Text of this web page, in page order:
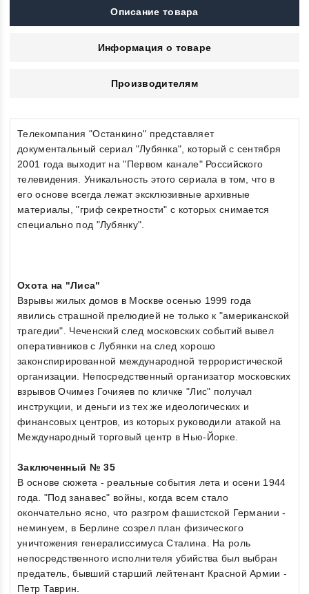
Описание товара
Информация о товаре
Производителям
Телекомпания "Останкино" представляет
документальный сериал "Лубянка", который с сентября
2001 года выходит на "Первом канале" Российского
телевидения. Уникальность этого сериала в том, что в
его основе всегда лежат эксклюзивные архивные
материалы, "гриф секретности" с которых снимается
специально под "Лубянку".
Охота на "Лиса"
Взрывы жилых домов в Москве осенью 1999 года
явились страшной прелюдией не только к "американской
трагедии". Чеченский след московских событий вывел
оперативников с Лубянки на след хорошо
законспирированной международной террористической
организации. Непосредственный организатор московских
взрывов Очимез Гочияев по кличке "Лис" получал
инструкции, и деньги из тех же идеологических и
финансовых центров, из которых руководили атакой на
Международный торговый центр в Нью-Йорке.
Заключенный № 35
В основе сюжета - реальные события лета и осени 1944
года. "Под занавес" войны, когда всем стало
окончательно ясно, что разгром фашистской Германии -
неминуем, в Берлине созрел план физического
уничтожения генералиссимуса Сталина. На роль
непосредственного исполнителя убийства был выбран
предатель, бывший старший лейтенант Красной Армии -
Петр Таврин.